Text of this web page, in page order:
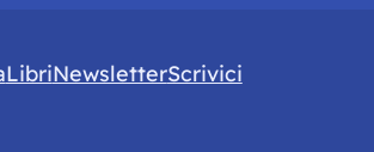
LibriNewsletterScrivici